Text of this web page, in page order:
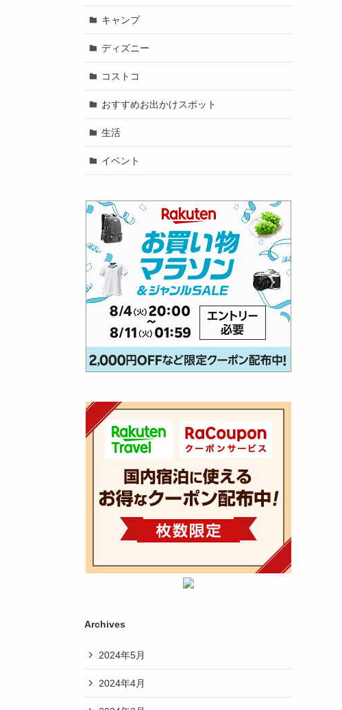
キャンプ
ディズニー
コストコ
おすすめお出かけスポット
生活
イベント
Archives
2024年5月
2024年4月